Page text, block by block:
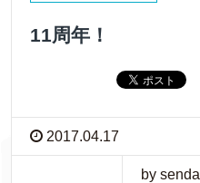
11周年！
2017.04.17
by senda